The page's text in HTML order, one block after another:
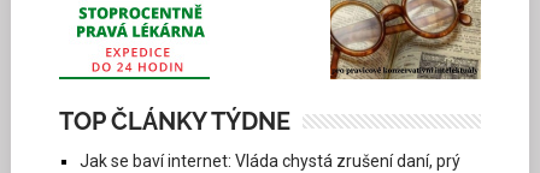
TOP ČLÁNKY TÝDNE
Jak se baví internet: Vláda chystá zrušení daní, prý